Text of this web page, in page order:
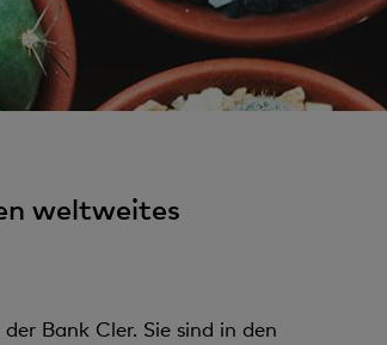
weltweites
Bank Cler. Sie sind in den